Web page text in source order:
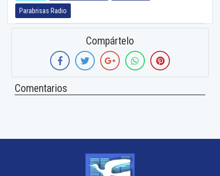
Parabrisas Radio
Compártelo
Comentarios